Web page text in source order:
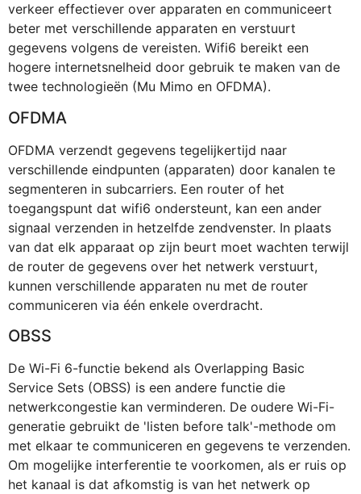
verkeer effectiever over apparaten en communiceert
beter met verschillende apparaten en verstuurt
gegevens volgens de vereisten. Wifi6 bereikt een
hogere internetsnelheid door gebruik te maken van de
twee technologieën (Mu Mimo en OFDMA).
OFDMA
OFDMA verzendt gegevens tegelijkertijd naar
verschillende eindpunten (apparaten) door kanalen te
segmenteren in subcarriers. Een router of het
toegangspunt dat wifi6 ondersteunt, kan een ander
signaal verzenden in hetzelfde zendvenster. In plaats
van dat elk apparaat op zijn beurt moet wachten terwijl
de router de gegevens over het netwerk verstuurt,
kunnen verschillende apparaten nu met de router
communiceren via één enkele overdracht.
OBSS
De Wi-Fi 6-functie bekend als Overlapping Basic
Service Sets (OBSS) is een andere functie die
netwerkcongestie kan verminderen. De oudere Wi-Fi-
generatie gebruikt de 'listen before talk'-methode om
met elkaar te communiceren en gegevens te verzenden.
Om mogelijke interferentie te voorkomen, als er ruis op
het kanaal is dat afkomstig is van het netwerk op